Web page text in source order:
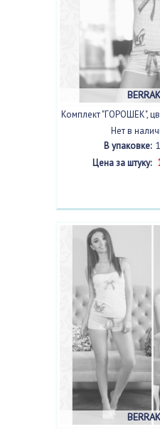
Комплект "ГОРОШЕК",
Нет в
В упаковке:1
Цена за штуку: